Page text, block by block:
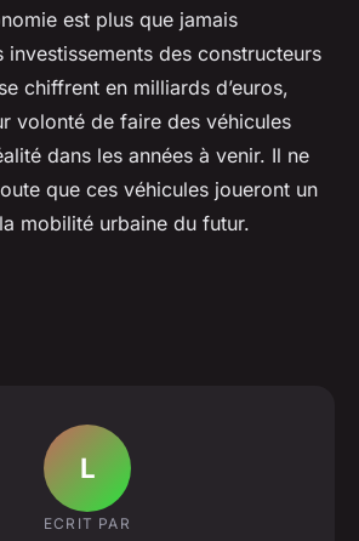
est plus que jamais
investissements des constructeurs
chiffrent en milliards d’euros,
volonté de faire des véhicules
dans les années à venir. Il ne
que ces véhicules joueront un
mobilité urbaine du futur.
L
ECRIT PAR